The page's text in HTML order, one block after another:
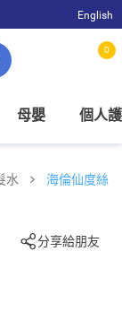
English
0
母嬰 個人
水
海倫仙度絲
分享給朋友